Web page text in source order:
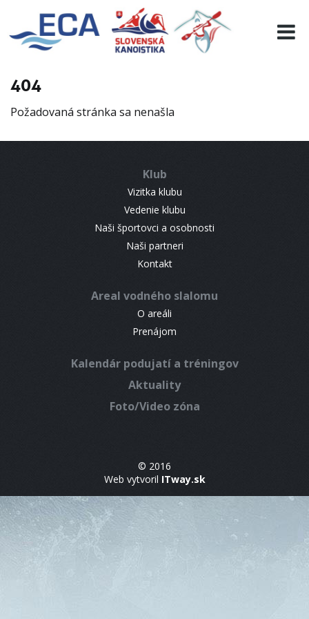
404
Požadovaná stránka sa nenašla
Klub
Vizitka klubu
Vedenie klubu
Naši športovci a osobnosti
Naši partneri
Kontakt
Areal vodného slalomu
O areáli
Prenájom
Kalendár podujatí a tréningov
Aktuality
Foto/Video zóna
© 2016
Web vytvoril ITway.sk
EURO 19
INFO
RESULTS
CONTACT